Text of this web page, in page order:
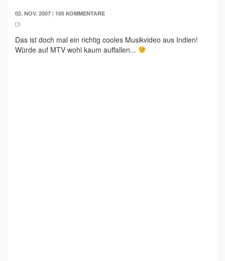
02. NOV. 2007 | 105 KOMMENTARE
Das ist doch mal ein richtig cooles Musikvideo aus Indien!
Würde auf MTV wohl kaum auffallen...